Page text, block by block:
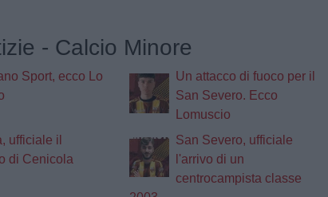
- Calcio Minore
Sport, ecco Lo
Un attacco di fuoco per il
San Severo. Ecco
Lomuscio
ufficiale il
di Cenicola
San Severo, ufficiale
l'arrivo di un
centrocampista classe